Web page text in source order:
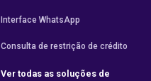
Interface WhatsApp
Consulta de restrição de crédito
Ver todas as soluções de